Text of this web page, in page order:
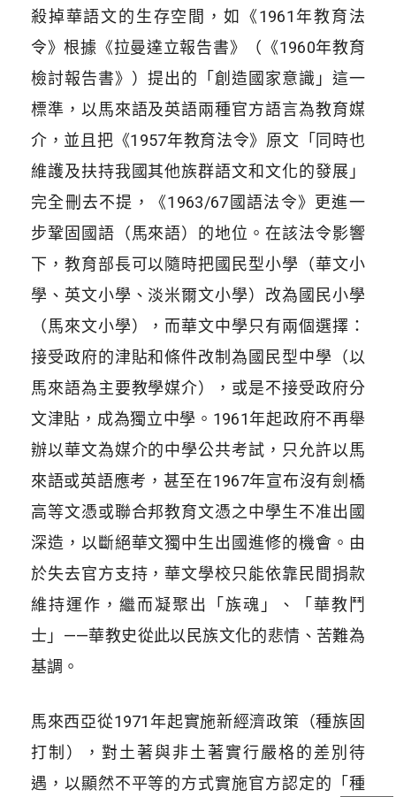
殺掉華語文的生存空間，如《1961年教育法
令》根據《拉曼達立報告書》（《1960年教育
檢討報告書》）提出的「創造國家意識」這一
標準，以馬來語及英語兩種官方語言為教育媒
介，並且把《1957年教育法令》原文「同時也
維護及扶持我國其他族群語文和文化的發展」
完全刪去不提，《1963/67國語法令》更進一
步鞏固國語（馬來語）的地位。在該法令影響
下，教育部長可以隨時把國民型小學（華文小
學、英文小學、淡米爾文小學）改為國民小學
（馬來文小學），而華文中學只有兩個選擇：
接受政府的津貼和條件改制為國民型中學（以
馬來語為主要教學媒介），或是不接受政府分
文津貼，成為獨立中學。1961年起政府不再舉
辦以華文為媒介的中學公共考試，只允許以馬
來語或英語應考，甚至在1967年宣布沒有劍橋
高等文憑或聯合邦教育文憑之中學生不准出國
深造，以斷絕華文獨中生出國進修的機會。由
於失去官方支持，華文學校只能依靠民間捐款
維持運作，繼而凝聚出「族魂」、「華教鬥
士」——華教史從此以民族文化的悲情、苦難為
基調。
馬來西亞從1971年起實施新經濟政策（種族固
打制），對土著與非土著實行嚴格的差別待
遇，以顯然不平等的方式實施官方認定的「種